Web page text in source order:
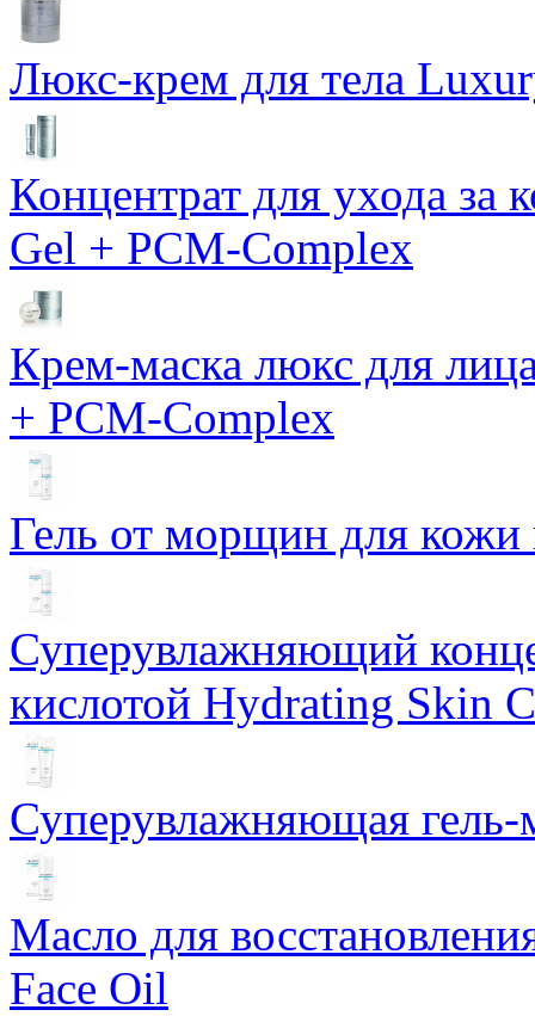
Люкс-крем для тела
Концентрат для ухода за
Gel + PCM-Complex
Крем-маска люкс для
+ PCM-Complex
Гель от морщин для кожи
Суперувлажняющий
кислотой Hydrating Skin
Суперувлажняющая
Масло для
Face Oil